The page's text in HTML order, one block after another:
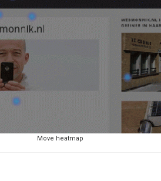
Move heatmap